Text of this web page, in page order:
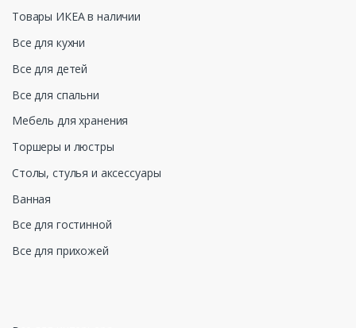
Товары ИКЕА в наличии
Все для кухни
Все для детей
Все для спальни
Мебель для хранения
Торшеры и люстры
Столы, стулья и аксессуары
Ванная
Все для гостинной
Все для прихожей